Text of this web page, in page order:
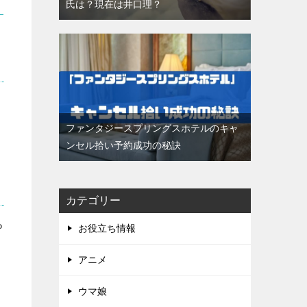
氏は？現在は井口理？
ファンタジースプリングスホテルのキャ
ンセル拾い予約成功の秘訣
カテゴリー
お役立ち情報
アニメ
ウマ娘